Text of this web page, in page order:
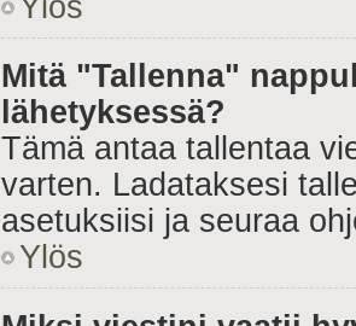
Mitä "Tallenna"
lähetyksessä?
Tämä antaa tallentaa
varten. Ladataksesi
asetuksiisi ja seuraa
Ylös